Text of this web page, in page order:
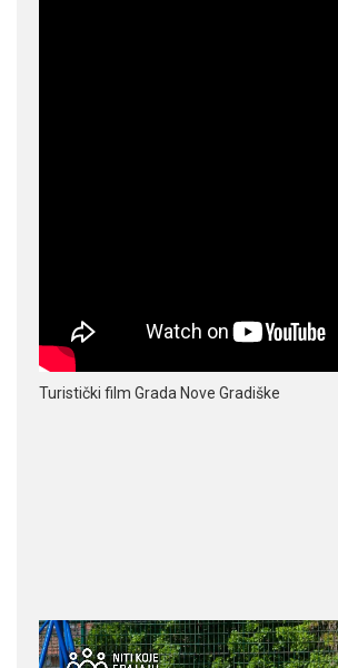
Turistički film Grada Nove Gradiške